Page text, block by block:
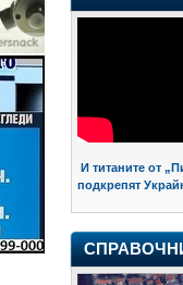
И титаните от
подкрепят